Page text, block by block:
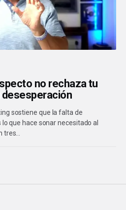
no rechaza tu
sostiene que la falta de
que hace sonar necesitado al
tres…